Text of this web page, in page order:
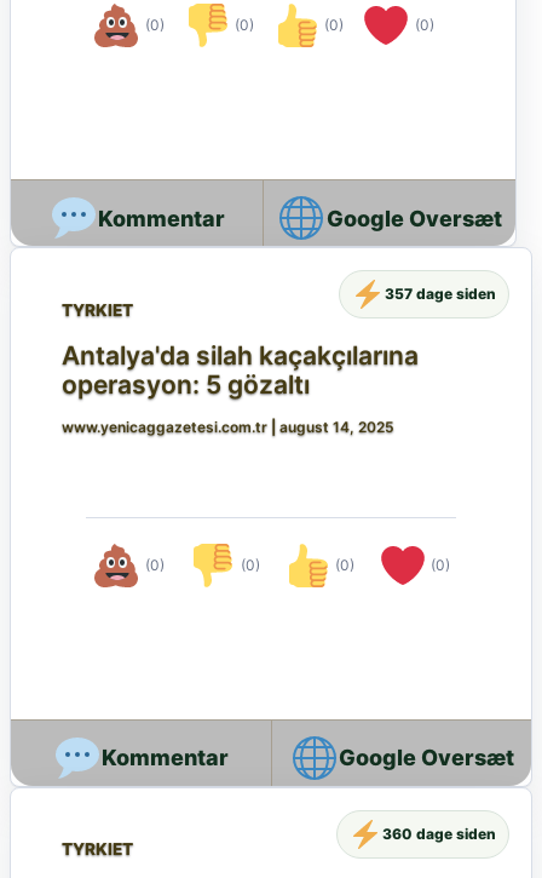
(0) (0) (0) (0)
Google Oversæt
TYRKIET
Antalya'da silah kaçakçılarına
operasyon: 5 gözaltı
www.yenicaggazetesi.com.tr august 14, 2025
(0) (0) (0) (0)
357 dage siden
Google Oversæt
TYRKIET
360 dage siden